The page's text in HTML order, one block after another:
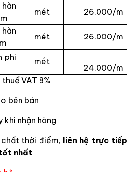
mét
26.000/m
mét 26.000/m
phi
mét
24.000/m
VAT 8%
bên bán
khi nhận hàng
thời điểm, liên hệ trực tiếp
nhất